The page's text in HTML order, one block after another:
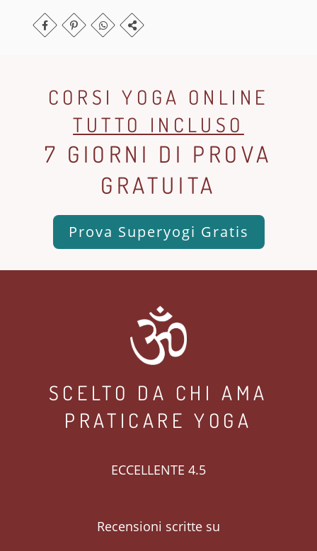
CORSI YOGA ONLINE
TUTTO INCLUSO
7 GIORNI DI PROVA
GRATUITA
Prova Superyogi Gratis
SCELTO DA CHI AMA
PRATICARE YOGA
ECCELLENTE 4.5
Recensioni scritte su